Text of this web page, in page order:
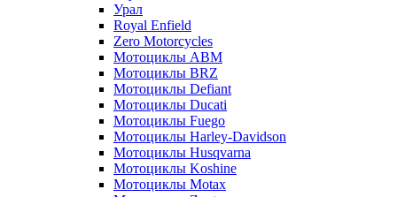
Урал
Royal Enfield
Zero Motorcycles
Мотоциклы ABM
Мотоциклы BRZ
Мотоциклы Defiant
Мотоциклы Ducati
Мотоциклы Fuego
Мотоциклы Harley-Davidson
Мотоциклы Husqvarna
Мотоциклы Koshine
Мотоциклы Motax